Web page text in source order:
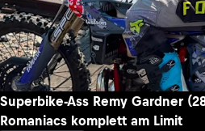
Superbike-Ass Remy Gardner
Romaniacs komplett am Limit